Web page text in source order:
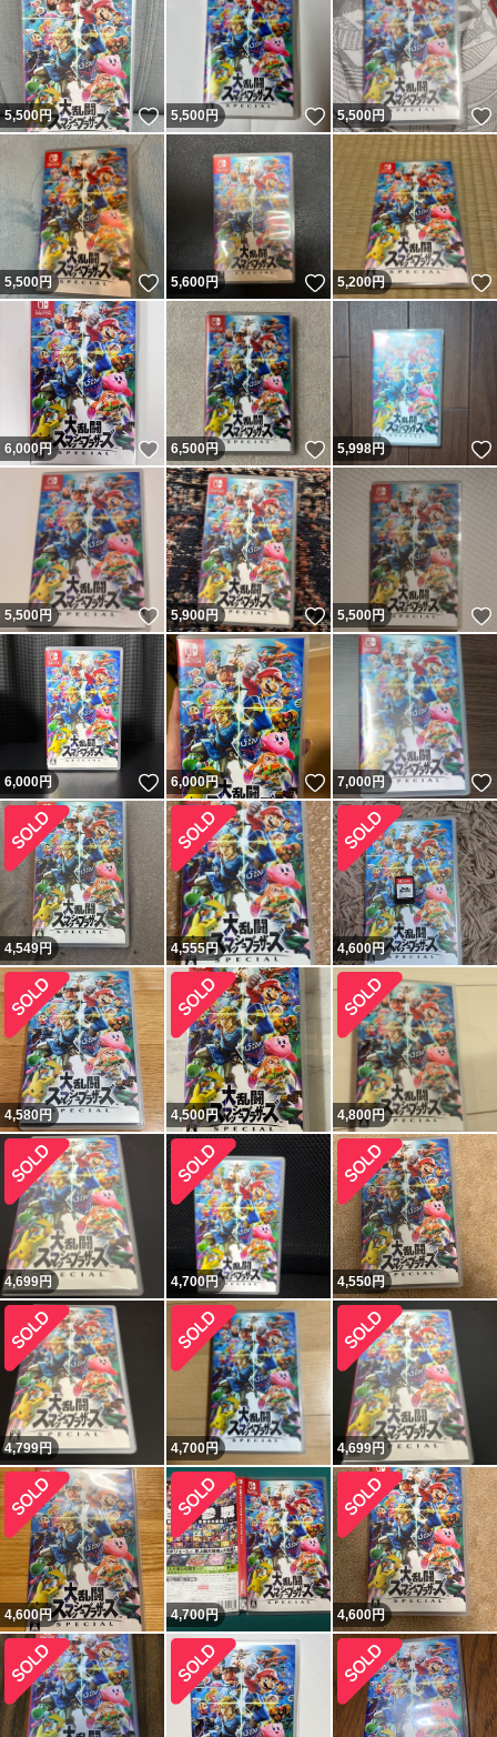
5,500円 いいね！
5,500円 いいね！
5,500円
5,500円 いいね！
5,600円 いいね！
5,200円
6,000円 いいね！
6,500円 いいね！
5,998円
5,500円 いいね！
5,900円 いいね！
5,500円
6,000円 いいね！
6,000円 いいね！
7,000円
4,549円 4,555円 4,600円
4,580円 4,500円 4,800円
4,699円 4,700円 4,550円
4,799円 4,700円 4,699円
4,600円 4,700円 4,600円